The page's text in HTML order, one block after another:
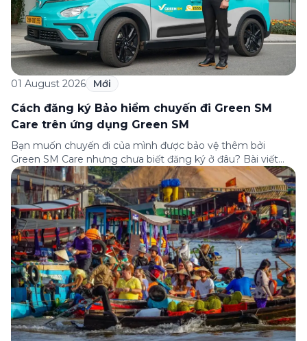
01 August 2026 Mới
Cách đăng ký Bảo hiểm chuyến đi Green SM
Care trên ứng dụng Green SM
Bạn muốn chuyến đi của mình được bảo vệ thêm bởi
Green SM Care nhưng chưa biết đăng ký ở đâu? Bài viết
dưới đây sẽ hướng dẫn chi tiết cách tham gia (và hủy tham
gia) gói bảo hiểm này ngay trên ứng dụng Green SM, cùng
những lưu ý quan trọng trước khi […]